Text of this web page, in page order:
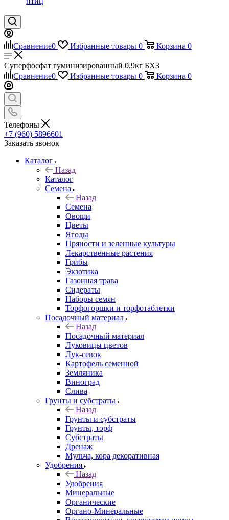
Сравнение0 Избранные товары 0 Корзина 0
Суперфосфат гуминизированный 0,9кг БХЗ
Сравнение0 Избранные товары 0 Корзина 0
Телефоны
+7 (960) 5896601
Заказать звонок
Каталог
Назад
Каталог
Семена
Назад
Семена
Овощи
Цветы
Ягоды
Пряности и зеленные культуры
Лекарственные растения
Грибы
Экзотика
Газонная трава
Сидераты
Наборы семян
Торфогоршки и торфотаблетки
Посадочный материал
Назад
Посадочный материал
Луковицы цветов
Лук-севок
Картофель семенной
Земляника
Виноград
Слива
Грунты и субстраты
Назад
Грунты и субстраты
Грунты, торф
Субстраты
Дренаж
Мульча, кора декоративная
Удобрения
Назад
Удобрения
Минеральные
Органические
Органо-Минеральные